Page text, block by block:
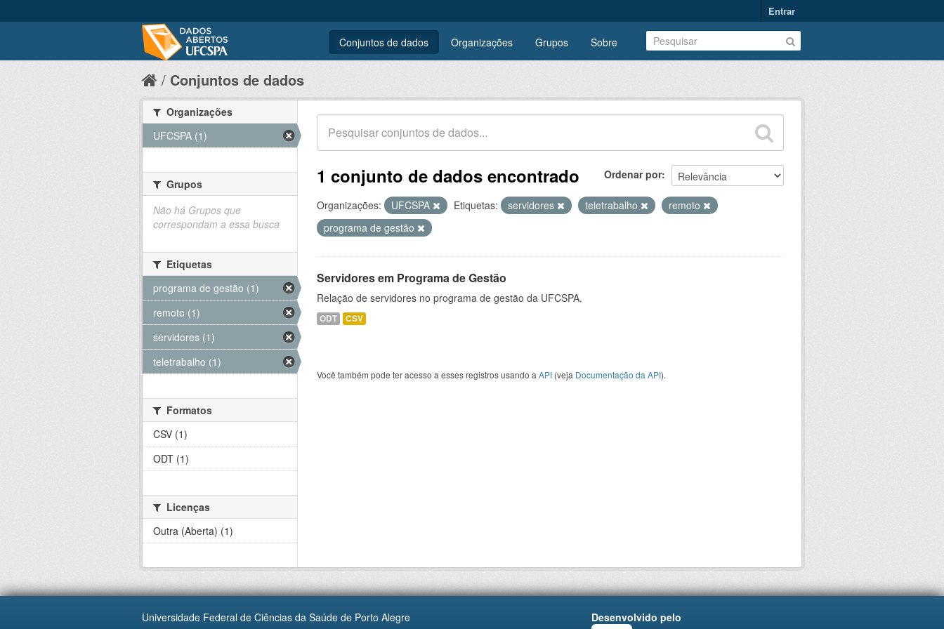
Entrar
Conjuntos de dados Organizações Grupos Sobre
Conjuntos de dados
Ordenar por
1 conjunto de dados encontrado
Organizações: UFCSPA Etiquetas: servidores teletrabalho
remoto
programa de gestão
Servidores em Programa de Gestão
Relação de servidores no programa de gestão da UFCSPA.
ODT CSV
Você também pode ter acesso a esses registros usando a API (veja Documentação da API).
Organizações
UFCSPA (1)
Grupos
Não há Grupos que
correspondam a essa busca
Etiquetas
programa de gestão (1)
remoto (1)
servidores (1)
teletrabalho (1)
Formatos
CSV (1)
ODT (1)
Licenças
Outra (Aberta) (1)
Universidade Federal de Ciências da Saúde de Porto Alegre
Desenvolvido pelo